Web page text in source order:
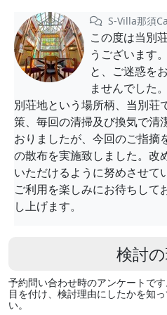
S-Villa那須
この度は当別
うございます
と、ご迷惑を
ませんでした。
別荘地という場所柄、当別荘
策、毎回の清掃及び換気で清
おりましたが、今回のご指摘
の散布を実施致しました。改
いただけるように努めさせて
ご利用を楽しみにお待ちして
し上げます。
検討
予約問い合わせ時のアンケートで
目を付け、検討理由にしたかを知
い。